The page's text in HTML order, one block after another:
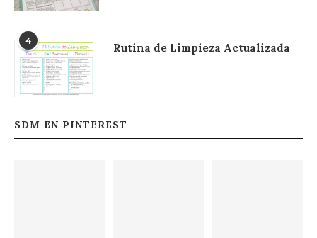
4
Rutina de Limpieza Actualizada
SDM EN PINTEREST